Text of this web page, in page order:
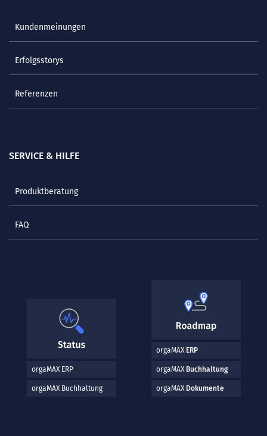
Kundenmeinungen
Erfolgsstorys
Referenzen
SERVICE & HILFE
Produktberatung
FAQ
orgaMAX ERP
orgaMAX Buchhaltung
orgaMAX ERP
orgaMAX Buchhaltung
orgaMAX Dokumente